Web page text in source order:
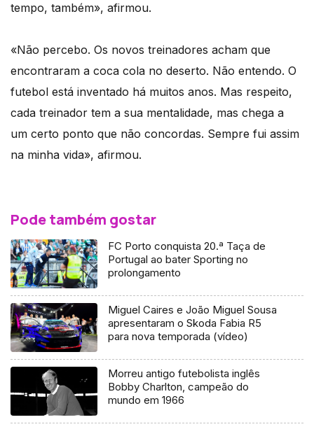
tempo, também», afirmou.
«Não percebo. Os novos treinadores acham que
encontraram a coca cola no deserto. Não entendo. O
futebol está inventado há muitos anos. Mas respeito,
cada treinador tem a sua mentalidade, mas chega a
um certo ponto que não concordas. Sempre fui assim
na minha vida», afirmou.
Pode também gostar
FC Porto conquista 20.ª Taça de
Portugal ao bater Sporting no
prolongamento
Miguel Caires e João Miguel Sousa
apresentaram o Skoda Fabia R5
para nova temporada (vídeo)
Morreu antigo futebolista inglês
Bobby Charlton, campeão do
mundo em 1966